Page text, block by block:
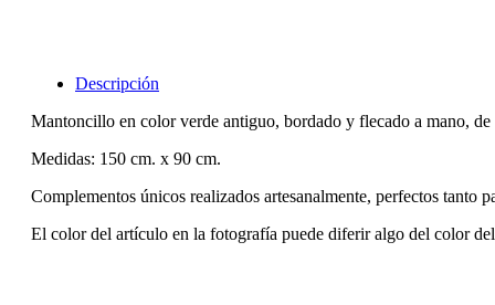
Descripción
Mantoncillo en color verde antiguo, bordado y flecado a mano, de
Medidas: 150 cm. x 90 cm.
Complementos únicos realizados artesanalmente, perfectos tanto
El color del artículo en la fotografía puede diferir algo del color